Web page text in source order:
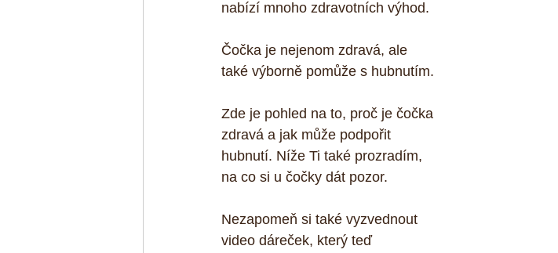
BEZlepkové 🎃 Dýně RAW Cviceni a hubnuti
CviKuch Cvičici Kuchařka Omáčky Zdravá strava
Mák Bez mouky
nabízí mnoho zdravotních výhod.
Čočka je nejenom zdravá, ale
také výborně pomůže s hubnutím.
Zde je pohled na to, proč je čočka
zdravá a jak může podpořit
hubnutí. Níže Ti také prozradím,
na co si u čočky dát pozor.
Nezapomeň si také vyzvednout
video dáreček, který teď